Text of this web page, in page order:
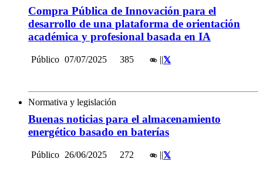
Compra Pública de Innovación para el
desarrollo de una plataforma de orientación
académica y profesional basada en IA
Público 07/07/2025 385 ||
Normativa y legislación
Buenas noticias para el almacenamiento
energético basado en baterías
Público 26/06/2025 272 ||